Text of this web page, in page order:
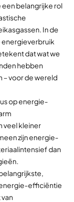
belangrijke rol
In de
energieverbruik
dat wat we
hebben
– voor de wereld
op energie-
veel kleiner
zijn energie-
dan
efficiëntie